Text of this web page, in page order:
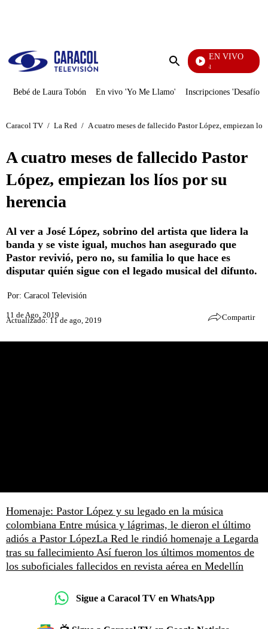
Enviar
EN VIVO
Noticias Caracol
Bebé de Laura Tobón En vivo 'Yo Me Llamo' Inscripciones 'Desafío'
Caracol TV / La Red / A cuatro meses de fallecido Pastor López, empiezan
A cuatro meses de fallecido Pastor
López, empiezan los líos por su
herencia
Al ver a José López, sobrino del artista que lidera la
banda y se viste igual, muchos han asegurado que
Pastor revivió, pero no, su familia lo que hace es
disputar quién sigue con el legado musical del difunto.
Por: Caracol Televisión
11 de Ago, 2019
Actualizado: 11 de ago, 2019 Compartir
Homenaje: Pastor López y su legado en la música
colombiana Entre música y lágrimas, le dieron el último
adiós a Pastor LópezLa Red le rindió homenaje a Legarda
tras su fallecimiento Así fueron los últimos momentos de
los suboficiales fallecidos en revista aérea en Medellín
Sigue a Caracol TV en WhatsApp